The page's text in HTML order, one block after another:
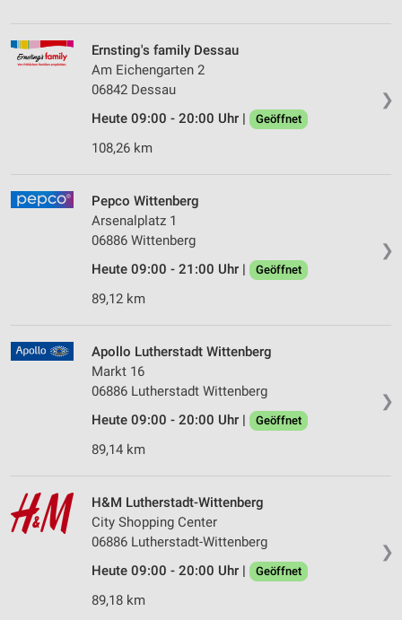
❯
Ernsting's family Dessau
Am Eichengarten 2
06842 Dessau
Heute 09:00 - 20:00 Uhr |
Geöffnet
108,26 km
❯
Pepco Wittenberg
Arsenalplatz 1
06886 Wittenberg
Heute 09:00 - 21:00 Uhr |
Geöffnet
89,12 km
❯
Apollo Lutherstadt Wittenberg
Markt 16
06886 Lutherstadt Wittenberg
Heute 09:00 - 20:00 Uhr |
Geöffnet
89,14 km
❯
H&M Lutherstadt-Wittenberg
City Shopping Center
06886 Lutherstadt-Wittenberg
Heute 09:00 - 20:00 Uhr |
Geöffnet
89,18 km